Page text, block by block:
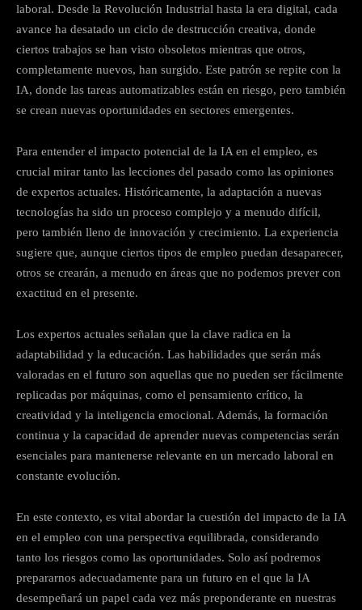
laboral. Desde la Revolución Industrial hasta la era digital, cada
avance ha desatado un ciclo de destrucción creativa, donde
ciertos trabajos se han visto obsoletos mientras que otros,
completamente nuevos, han surgido. Este patrón se repite con la
IA, donde las tareas automatizables están en riesgo, pero también
se crean nuevas oportunidades en sectores emergentes.
Para entender el impacto potencial de la IA en el empleo, es
crucial mirar tanto las lecciones del pasado como las opiniones
de expertos actuales. Históricamente, la adaptación a nuevas
tecnologías ha sido un proceso complejo y a menudo difícil,
pero también lleno de innovación y crecimiento. La experiencia
sugiere que, aunque ciertos tipos de empleo puedan desaparecer,
otros se crearán, a menudo en áreas que no podemos prever con
exactitud en el presente.
Los expertos actuales señalan que la clave radica en la
adaptabilidad y la educación. Las habilidades que serán más
valoradas en el futuro son aquellas que no pueden ser fácilmente
replicadas por máquinas, como el pensamiento crítico, la
creatividad y la inteligencia emocional. Además, la formación
continua y la capacidad de aprender nuevas competencias serán
esenciales para mantenerse relevante en un mercado laboral en
constante evolución.
En este contexto, es vital abordar la cuestión del impacto de la IA
en el empleo con una perspectiva equilibrada, considerando
tanto los riesgos como las oportunidades. Solo así podremos
prepararnos adecuadamente para un futuro en el que la IA
desempeñará un papel cada vez más preponderante en nuestras